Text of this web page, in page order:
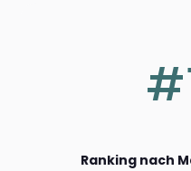
Ranking nach